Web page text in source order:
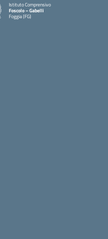
Istituto Comprensivo
Foscolo – Gabelli
Foggia (FG)
— Visita la pagina iniziale della scuola